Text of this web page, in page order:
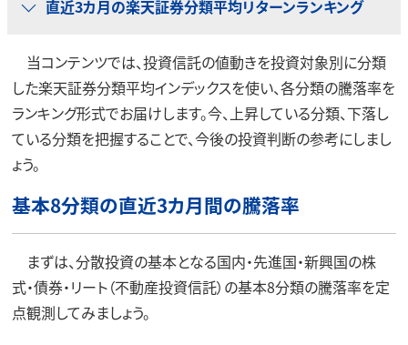
直近3カ月の楽天証券分類平均リターンランキング
当コンテンツでは、投資信託の値動きを投資対象別に分類
した楽天証券分類平均インデックスを使い、各分類の騰落率を
ランキング形式でお届けします。今、上昇している分類、下落し
ている分類を把握することで、今後の投資判断の参考にしまし
ょう。
基本8分類の直近3カ月間の騰落率
まずは、分散投資の基本となる国内・先進国・新興国の株
式・債券・リート（不動産投資信託）の基本8分類の騰落率を定
点観測してみましょう。